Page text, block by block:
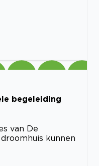
begeleiding
van De
kunnen